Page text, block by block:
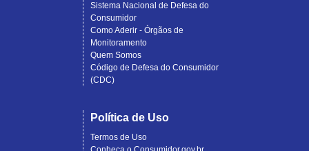
Sistema Nacional de Defesa do
Consumidor
Como Aderir - Órgãos de
Monitoramento
Quem Somos
Código de Defesa do Consumidor
(CDC)
Política de Uso
Termos de Uso